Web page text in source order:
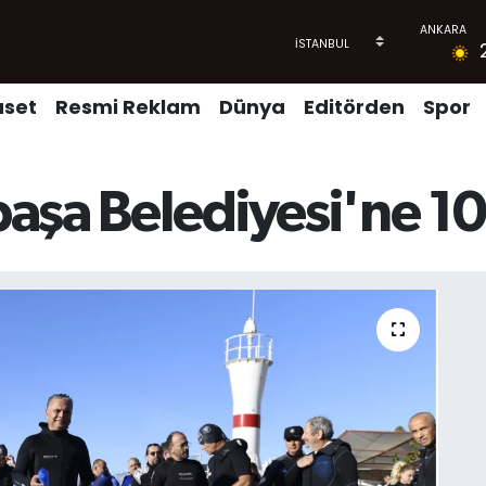
Resmi Reklam Dünya Editörden Spor
Belediyesi'ne